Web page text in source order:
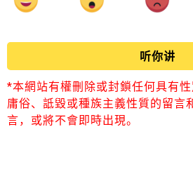
听你讲
*本網站有權刪除或封鎖任何具有性
庸俗、詆毀或種族主義性質的留言
言，或將不會即時出現。